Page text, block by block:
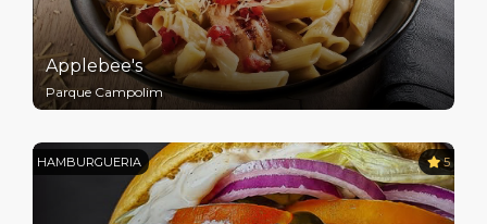
Applebee's
Parque Campolim
HAMBURGUERIA 5